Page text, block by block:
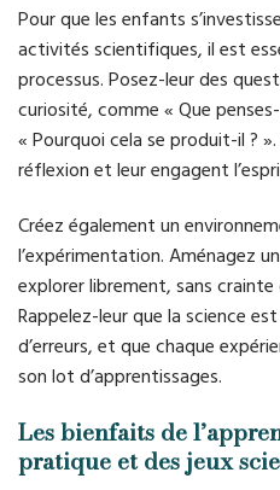
Pour que les enfants
activités scientifiques, il est
processus. Posez-leur des
curiosité, comme « Que
« Pourquoi cela se produit-il ?
réflexion et leur engagent
Créez également un
l’expérimentation. Aménagez
explorer librement, sans crainte
Rappelez-leur que la science
d’erreurs, et que chaque
son lot d’apprentissages.
Les bienfaits de
pratique et des jeux